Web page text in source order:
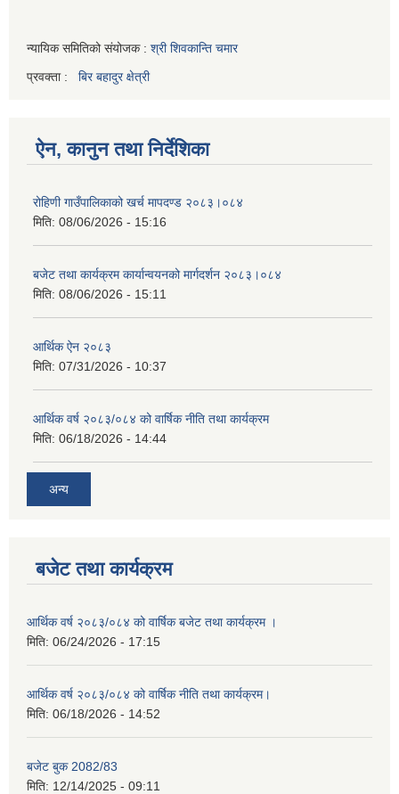
न्यायिक समितिको संयोजक : श्री शिवकान्ति चमार
प्रवक्ता : बिर बहादुर क्षेत्री
ऐन, कानुन तथा निर्देशिका
रोहिणी गाउँपालिकाको खर्च मापदण्ड २०८३।०८४
मिति: 08/06/2026 - 15:16
बजेट तथा कार्यक्रम कार्यान्वयनको मार्गदर्शन २०८३।०८४
मिति: 08/06/2026 - 15:11
आर्थिक ऐन २०८३
मिति: 07/31/2026 - 10:37
आर्थिक वर्ष २०८३/०८४ को वार्षिक नीति तथा कार्यक्रम
मिति: 06/18/2026 - 14:44
अन्य
बजेट तथा कार्यक्रम
आर्थिक वर्ष २०८३/०८४ को वार्षिक बजेट तथा कार्यक्रम ।
मिति: 06/24/2026 - 17:15
आर्थिक वर्ष २०८३/०८४ को वार्षिक नीति तथा कार्यक्रम।
मिति: 06/18/2026 - 14:52
बजेट बुक 2082/83
मिति: 12/14/2025 - 09:11